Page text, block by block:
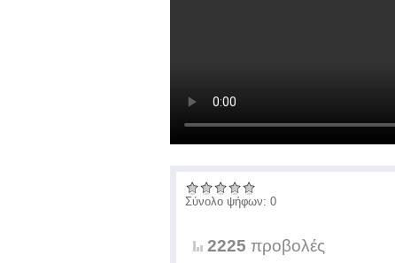
Σύνολο ψήφων: 0
2225 προβολές